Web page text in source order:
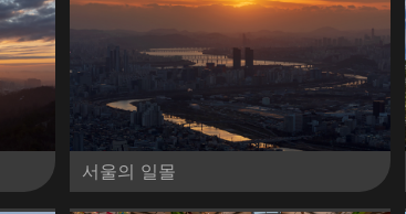
서울의 일몰